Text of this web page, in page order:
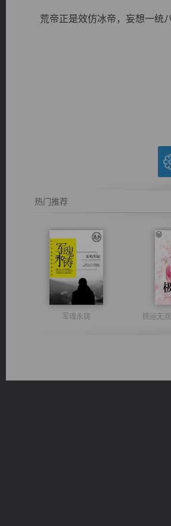
荒帝正是效仿冰帝，妄想一统八
热门推荐
军魂永铸 桃运无